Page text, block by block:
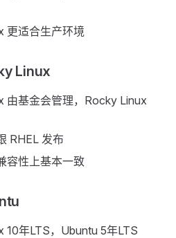
更适合生产环境
Linux
由基金会管理，Rocky Linux
RHEL 发布
容性上基本一致
10年LTS，Ubuntu 5年LTS